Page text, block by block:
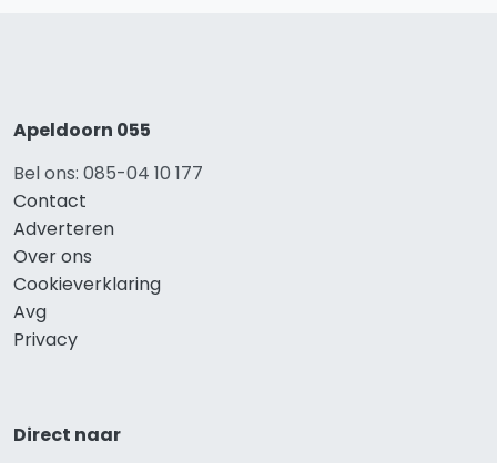
Apeldoorn 055
Bel ons: 085-04 10 177
Contact
Adverteren
Over ons
Cookieverklaring
Avg
Privacy
Direct naar